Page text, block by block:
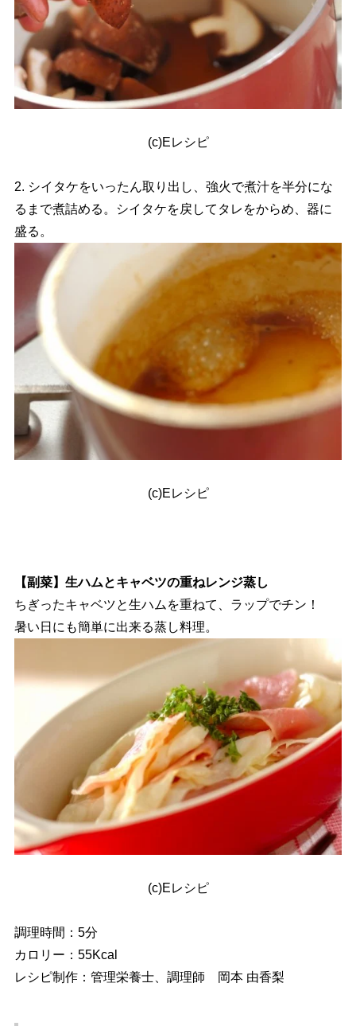
(c)Eレシピ
2. シイタケをいったん取り出し、強火で煮汁を半分にな
るまで煮詰める。シイタケを戻してタレをからめ、器に
盛る。
(c)Eレシピ
【副菜】生ハムとキャベツの重ねレンジ蒸し
ちぎったキャベツと生ハムを重ねて、ラップでチン！
暑い日にも簡単に出来る蒸し料理。
(c)Eレシピ
調理時間：5分
カロリー：55Kcal
レシピ制作：管理栄養士、調理師 岡本 由香梨